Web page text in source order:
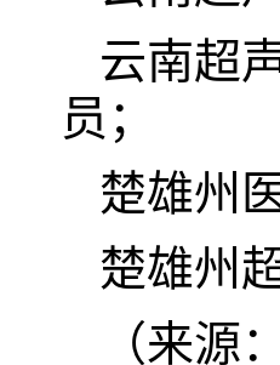
云南超
员；
楚雄州
楚雄州
（来源